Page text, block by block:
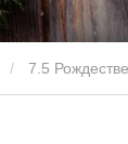
7.5